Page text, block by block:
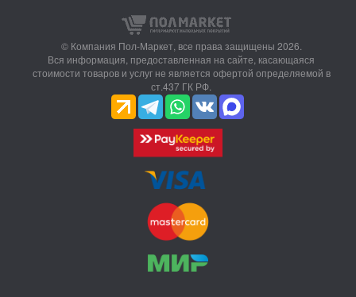
© Компания Пол-Маркет, все права защищены 2026.
Вся информация, предоставленная на сайте, касающаяся
стоимости товаров и услуг не является офертой определяемой в
ст.437 ГК РФ.